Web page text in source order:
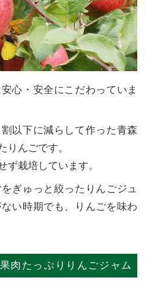
心・安全にこだわっていま
以下に減らして作った青森
りんごです。
ず栽培しています。
ぎゅっと絞ったりんごジュ
い時期でも、りんごを味わ
果肉たっぷりりんごジャム